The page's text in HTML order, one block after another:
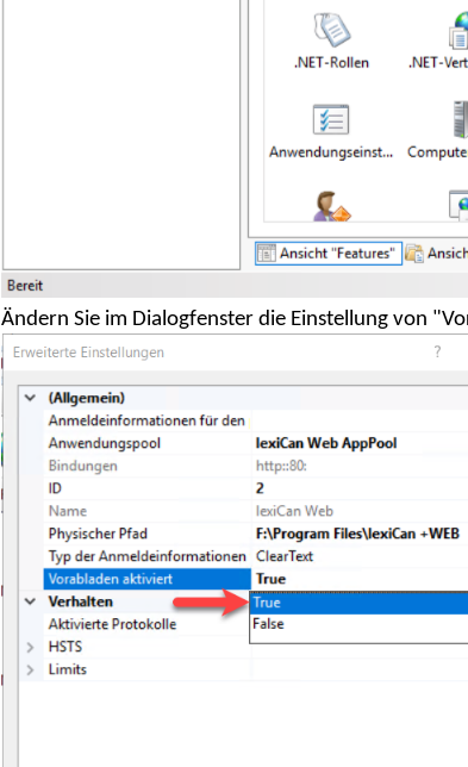
Ändern Sie im Dialogfenster die Einstellung von